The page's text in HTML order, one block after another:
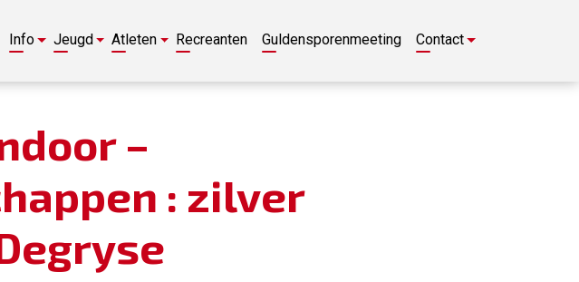
Info Jeugd Atleten Recreanten Guldensporenmeeting Contact
–
: zilver